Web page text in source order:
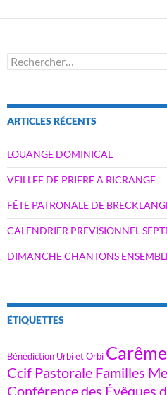
articles
Rechercher :
ARTICLES RÉCENTS
LOUANGE DOMINICAL
VEILLEE DE PRIERE A RICRANGE
FÊTE PATRONALE DE
CALENDRIER PREVISIONNEL
DIMANCHE CHANTONS
ÉTIQUETTES
Bénédiction Urbi et Orbi Carême
Ccif Pastorale Familles
Conférence des Évêques